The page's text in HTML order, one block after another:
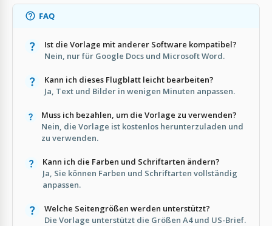
FAQ
Ist die Vorlage mit anderer Software kompatibel?
Nein, nur für Google Docs und Microsoft Word.
Kann ich dieses Flugblatt leicht bearbeiten?
Ja, Text und Bilder in wenigen Minuten anpassen.
Muss ich bezahlen, um die Vorlage zu verwenden?
Nein, die Vorlage ist kostenlos herunterzuladen und
zu verwenden.
Kann ich die Farben und Schriftarten ändern?
Ja, Sie können Farben und Schriftarten vollständig
anpassen.
Welche Seitengrößen werden unterstützt?
Die Vorlage unterstützt die Größen A4 und US-Brief.